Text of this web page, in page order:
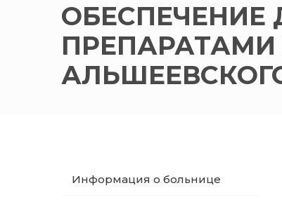
ОБЕСПЕЧЕНИЕ
Информация о больнице